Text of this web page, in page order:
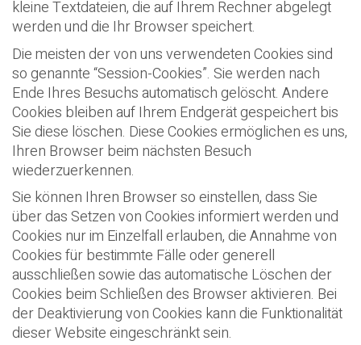
kleine Textdateien, die auf Ihrem Rechner abgelegt
werden und die Ihr Browser speichert.
Die meisten der von uns verwendeten Cookies sind
so genannte “Session-Cookies”. Sie werden nach
Ende Ihres Besuchs automatisch gelöscht. Andere
Cookies bleiben auf Ihrem Endgerät gespeichert bis
Sie diese löschen. Diese Cookies ermöglichen es uns,
Ihren Browser beim nächsten Besuch
wiederzuerkennen.
Sie können Ihren Browser so einstellen, dass Sie
über das Setzen von Cookies informiert werden und
Cookies nur im Einzelfall erlauben, die Annahme von
Cookies für bestimmte Fälle oder generell
ausschließen sowie das automatische Löschen der
Cookies beim Schließen des Browser aktivieren. Bei
der Deaktivierung von Cookies kann die Funktionalität
dieser Website eingeschränkt sein.